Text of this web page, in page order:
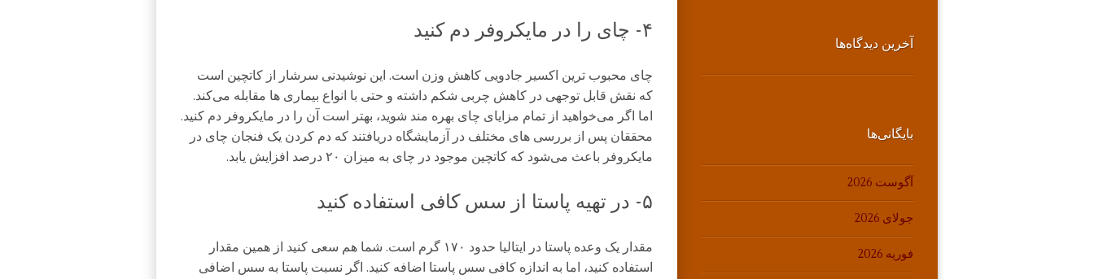
۴- چای را در مایکروفر دم کنید
چای محبوب ‌ترین اکسیر جادویی کاهش وزن است. این نوشیدنی سرشار از کاتچین است
که نقش قابل ‌توجهی در کاهش چربی شکم داشته و حتی با انواع بیماری ‌ها مقابله می‌کند.
اما اگر می‌خواهید از تمام مزایای چای بهره‌ مند شوید، بهتر است آن را در مایکروفر دم کنید.
محققان پس از بررسی ‌های مختلف در آزمایشگاه دریافتند که دم کردن یک فنجان چای در
مایکروفر باعث می‌شود که کاتچین موجود در چای به میزان ۲۰ درصد افزایش یابد.
۵- در تهیه پاستا از سس کافی استفاده کنید
مقدار یک وعده پاستا در ایتالیا حدود ۱۷۰ گرم است. شما هم سعی کنید از همین مقدار
استفاده کنید، اما به اندازه کافی سس پاستا اضافه کنید. اگر نسبت پاستا به سس اضافی
آخرین دیدگاه‌ها
بایگانی‌ها
آگوست 2026
جولای 2026
فوریه 2026